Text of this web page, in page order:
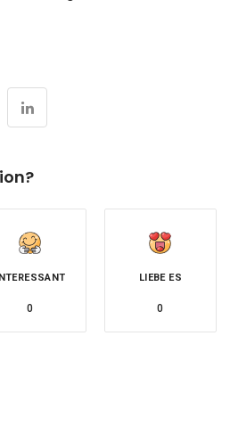
0
LIEBE ES
0